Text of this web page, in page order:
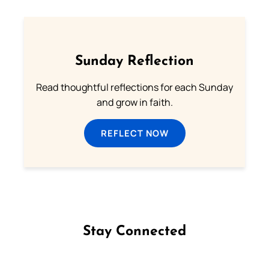
Sunday Reflection
Read thoughtful reflections for each Sunday
and grow in faith.
REFLECT NOW
Stay Connected